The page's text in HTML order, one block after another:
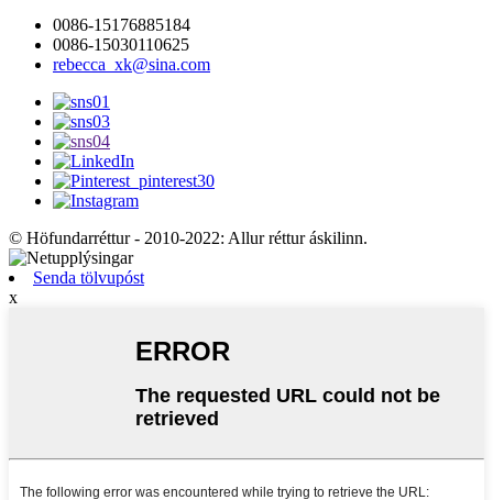
0086-15176885184
0086-15030110625
rebecca_xk@sina.com
© Höfundarréttur - 2010-2022: Allur réttur áskilinn.
Senda tölvupóst
x